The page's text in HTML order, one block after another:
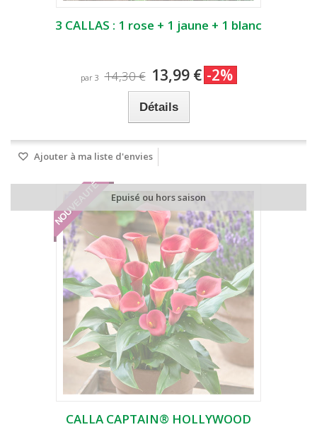
3 CALLAS : 1 rose + 1 jaune + 1 blanc
par 3 14,30 € 13,99 € -2%
Détails
Ajouter à ma liste d'envies
Epuisé ou hors saison
NOUVEAUTÉ
CALLA CAPTAIN® HOLLYWOOD